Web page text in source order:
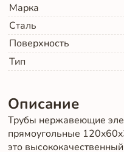
Марка
Сталь
Поверхность
Тип
Описание
Трубы нержавеющие
прямоугольные
это